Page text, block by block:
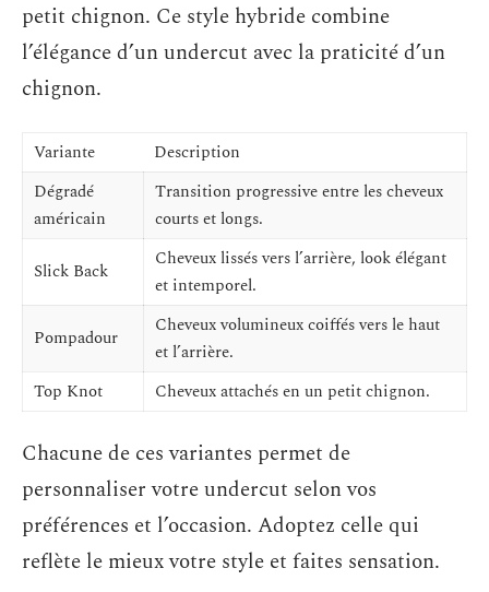
petit chignon. Ce style hybride combine
l’élégance d’un undercut avec la praticité d’un
chignon.
Variante
Description
Dégradé
américain
Transition progressive entre les cheveux
courts et longs.
Slick Back
Cheveux lissés vers l’arrière, look élégant
et intemporel.
Pompadour
Cheveux volumineux coiffés vers le haut
et l’arrière.
Top Knot
Cheveux attachés en un petit chignon.
Chacune de ces variantes permet de
personnaliser votre undercut selon vos
préférences et l’occasion. Adoptez celle qui
reflète le mieux votre style et faites sensation.